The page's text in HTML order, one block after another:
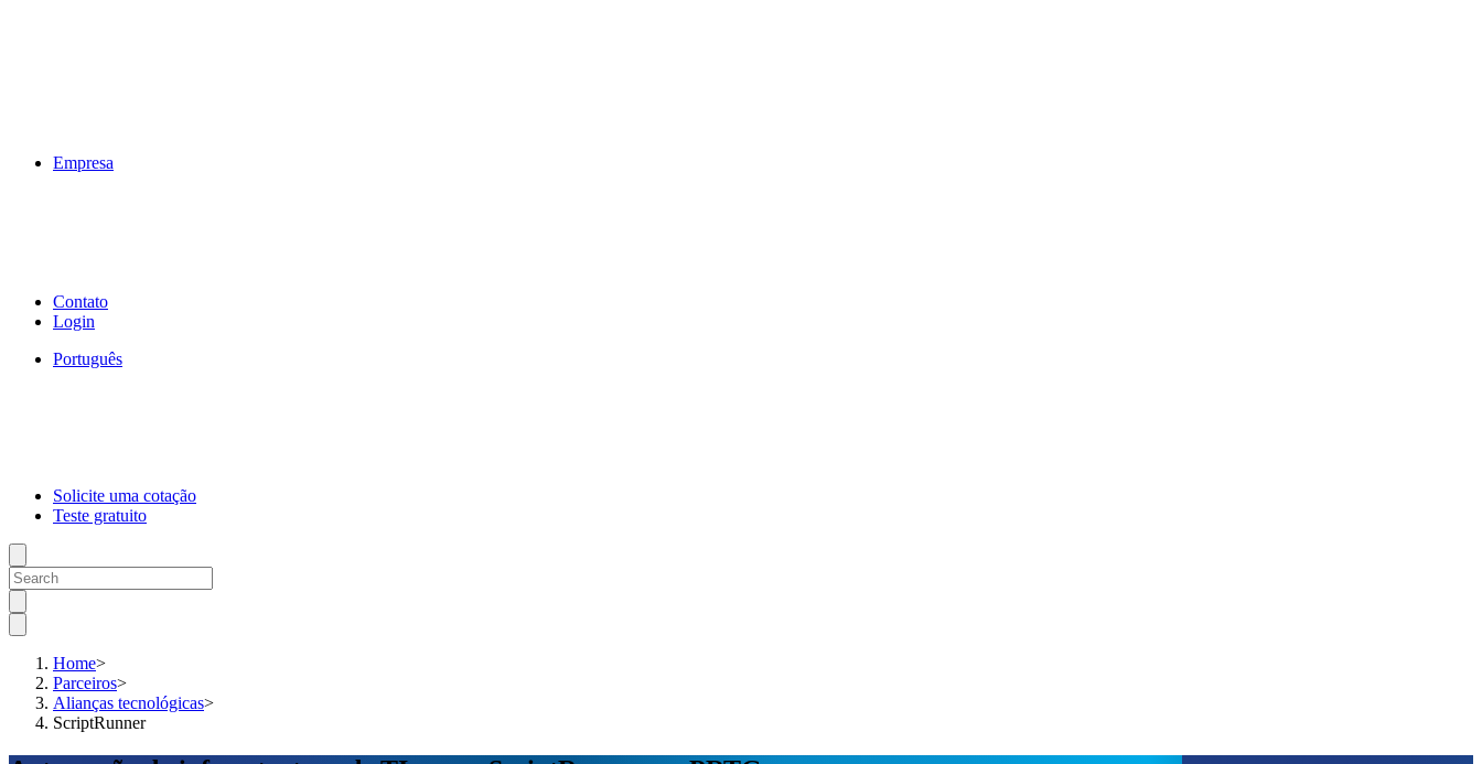
Empresa
Contato
Login
Português
Solicite uma cotação
Teste gratuito
Home>
Parceiros>
Alianças tecnológicas>
ScriptRunner